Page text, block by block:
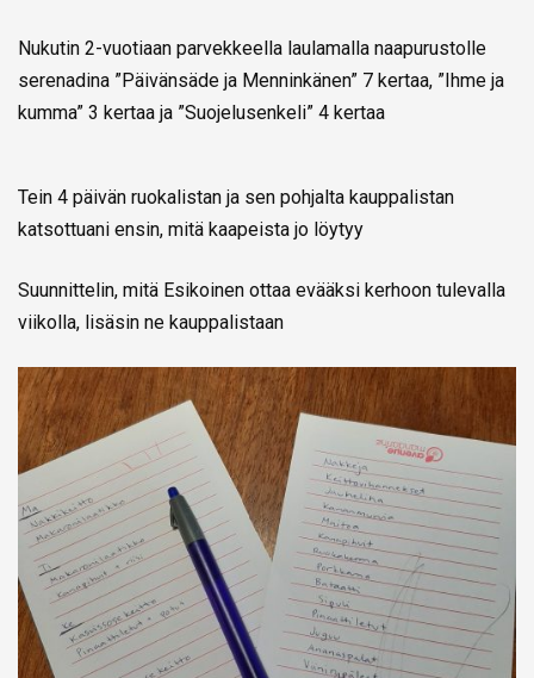
Nukutin 2-vuotiaan parvekkeella laulamalla naapurustolle
serenadina ”Päivänsäde ja Menninkänen” 7 kertaa, ”Ihme ja
kumma” 3 kertaa ja ”Suojelusenkeli” 4 kertaa
Tein 4 päivän ruokalistan ja sen pohjalta kauppalistan
katsottuani ensin, mitä kaapeista jo löytyy
Suunnittelin, mitä Esikoinen ottaa evääksi kerhoon tulevalla
viikolla, lisäsin ne kauppalistaan